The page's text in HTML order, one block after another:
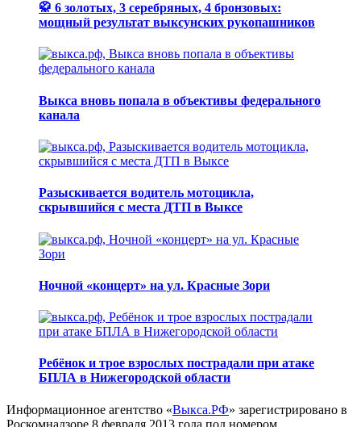
🥋 6 золотых, 3 серебряных, 4 бронзовых:
мощный результат выксунских рукопашников
Выкса вновь попала в объективы федерального
канала
Разыскивается водитель мотоцикла,
скрывшийся с места ДТП в Выксе
Ночной «концерт» на ул. Красные Зори
Ребёнок и трое взрослых пострадали при атаке
БПЛА в Нижегородской области
Информационное агентство «Выкса.РФ» зарегистрировано в
Роскомнадзоре 8 февраля 2013 года под номером